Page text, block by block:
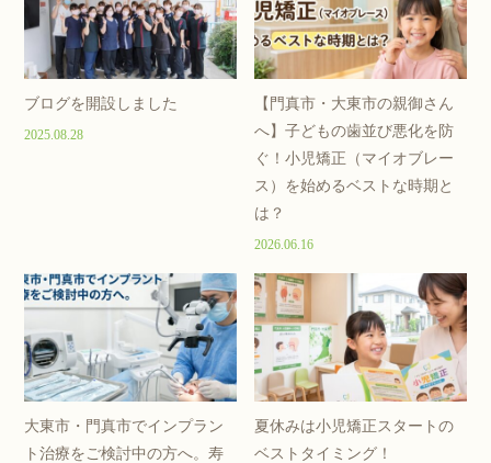
ブログを開設しました
2025.08.28
【門真市・大東市の親御さん
へ】子どもの歯並び悪化を防
ぐ！小児矯正（マイオブレー
ス）を始めるベストな時期と
は？
2026.06.16
大東市・門真市でインプラン
ト治療をご検討中の方へ。寿
夏休みは小児矯正スタートの
ベストタイミング！